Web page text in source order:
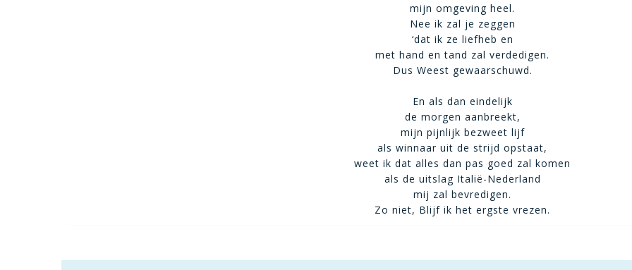
mijn omgeving heel.
Nee ik zal je zeggen
‘dat ik ze liefheb en
met hand en tand zal verdedigen.
Dus Weest gewaarschuwd.
En als dan eindelijk
de morgen aanbreekt,
mijn pijnlijk bezweet lijf
als winnaar uit de strijd opstaat,
weet ik dat alles dan pas goed zal komen
als de uitslag Italië-Nederland
mij zal bevredigen.
Zo niet, Blijf ik het ergste vrezen.